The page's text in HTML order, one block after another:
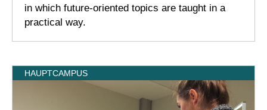
in which future-oriented topics are taught in a
practical way.
HAUPTCAMPUS